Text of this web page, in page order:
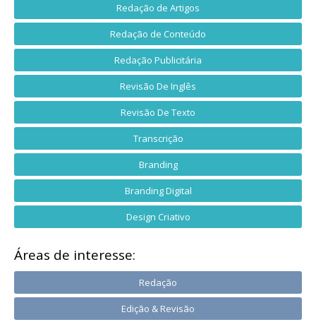
Redação de Artigos
Redação de Conteúdo
Redação Publicitária
Revisão De Inglês
Revisão De Texto
Transcrição
Branding
Branding Digital
Design Criativo
Áreas de interesse:
Redação
Edição & Revisão